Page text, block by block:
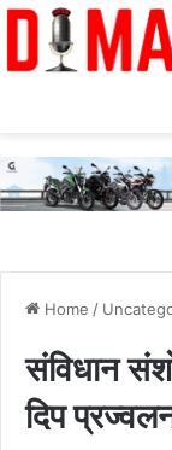
Home /
संविधान
दिप